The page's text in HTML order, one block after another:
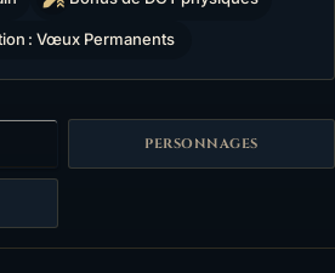
PERSONNAGES
: Vœux Permanents